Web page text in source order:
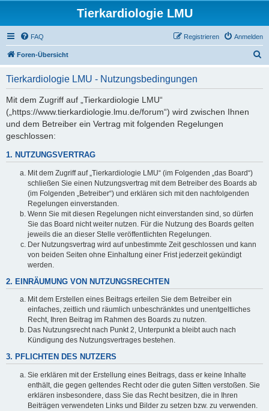
Tierkardiologie LMU
FAQ Anmelden
Registrieren
Foren-Übersicht
Tierkardiologie LMU - Nutzungsbedingungen
Mit dem Zugriff auf „Tierkardiologie LMU“
(„https://www.tierkardiologie.lmu.de/forum“) wird zwischen Ihnen
und dem Betreiber ein Vertrag mit folgenden Regelungen
geschlossen:
1. NUTZUNGSVERTRAG
Mit dem Zugriff auf „Tierkardiologie LMU“ (im Folgenden „das Board“)
schließen Sie einen Nutzungsvertrag mit dem Betreiber des Boards ab
(im Folgenden „Betreiber“) und erklären sich mit den nachfolgenden
Regelungen einverstanden.
Wenn Sie mit diesen Regelungen nicht einverstanden sind, so dürfen
Sie das Board nicht weiter nutzen. Für die Nutzung des Boards gelten
jeweils die an dieser Stelle veröffentlichten Regelungen.
Der Nutzungsvertrag wird auf unbestimmte Zeit geschlossen und kann
von beiden Seiten ohne Einhaltung einer Frist jederzeit gekündigt
werden.
2. EINRÄUMUNG VON NUTZUNGSRECHTEN
Mit dem Erstellen eines Beitrags erteilen Sie dem Betreiber ein
einfaches, zeitlich und räumlich unbeschränktes und unentgeltliches
Recht, Ihren Beitrag im Rahmen des Boards zu nutzen.
Das Nutzungsrecht nach Punkt 2, Unterpunkt a bleibt auch nach
Kündigung des Nutzungsvertrages bestehen.
3. PFLICHTEN DES NUTZERS
Sie erklären mit der Erstellung eines Beitrags, dass er keine Inhalte
enthält, die gegen geltendes Recht oder die guten Sitten verstoßen. Sie
erklären insbesondere, dass Sie das Recht besitzen, die in Ihren
Beiträgen verwendeten Links und Bilder zu setzen bzw. zu verwenden.